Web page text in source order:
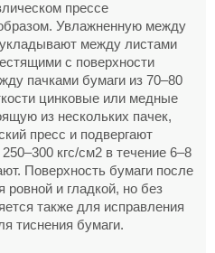
прессе
Увлажненную между
между листами
с поверхности
пачками бумаги из 70–80
цинковые или медные
из нескольких пачек,
пресс и подвергают
кгс/см2 в течение 6–8
Поверхность бумаги после
ровной и гладкой, но без
также для исправления
тиснения бумаги.